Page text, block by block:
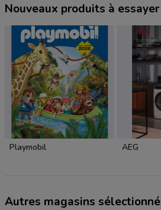
Nouveaux produits à essayer
Playmobil AEG
Autres magasins